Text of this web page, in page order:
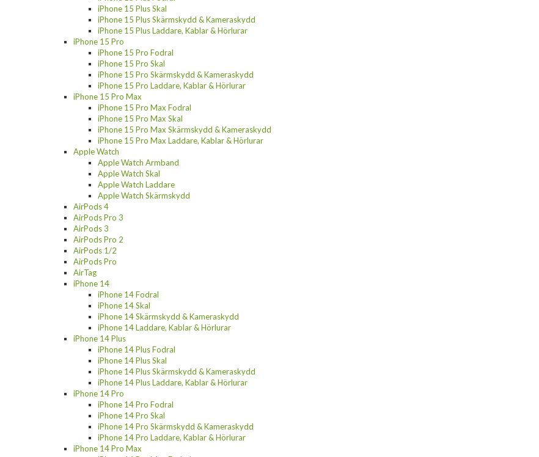
iPhone 15 Plus Skal
iPhone 15 Plus Skärmskydd & Kameraskydd
iPhone 15 Plus Laddare, Kablar & Hörlurar
iPhone 15 Pro
iPhone 15 Pro Fodral
iPhone 15 Pro Skal
iPhone 15 Pro Skärmskydd & Kameraskydd
iPhone 15 Pro Laddare, Kablar & Hörlurar
iPhone 15 Pro Max
iPhone 15 Pro Max Fodral
iPhone 15 Pro Max Skal
iPhone 15 Pro Max Skärmskydd & Kameraskydd
iPhone 15 Pro Max Laddare, Kablar & Hörlurar
Apple Watch
Apple Watch Armband
Apple Watch Skal
Apple Watch Laddare
Apple Watch Skärmskydd
AirPods 4
AirPods Pro 3
AirPods 3
AirPods Pro 2
AirPods 1/2
AirPods Pro
AirTag
iPhone 14
iPhone 14 Fodral
iPhone 14 Skal
iPhone 14 Skärmskydd & Kameraskydd
iPhone 14 Laddare, Kablar & Hörlurar
iPhone 14 Plus
iPhone 14 Plus Fodral
iPhone 14 Plus Skal
iPhone 14 Plus Skärmskydd & Kameraskydd
iPhone 14 Plus Laddare, Kablar & Hörlurar
iPhone 14 Pro
iPhone 14 Pro Fodral
iPhone 14 Pro Skal
iPhone 14 Pro Skärmskydd & Kameraskydd
iPhone 14 Pro Laddare, Kablar & Hörlurar
iPhone 14 Pro Max